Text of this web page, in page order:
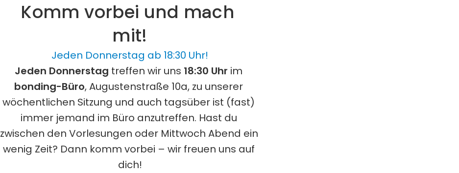
Komm vorbei und mach
mit!
Jeden Donnerstag ab 18:30 Uhr!
Jeden Donnerstag treffen wir uns 18:30 Uhr im
bonding-Büro, Augustenstraße 10a, zu unserer
wöchentlichen Sitzung und auch tagsüber ist (fast)
immer jemand im Büro anzutreffen. Hast du
zwischen den Vorlesungen oder Mittwoch Abend ein
wenig Zeit? Dann komm vorbei – wir freuen uns auf
dich!